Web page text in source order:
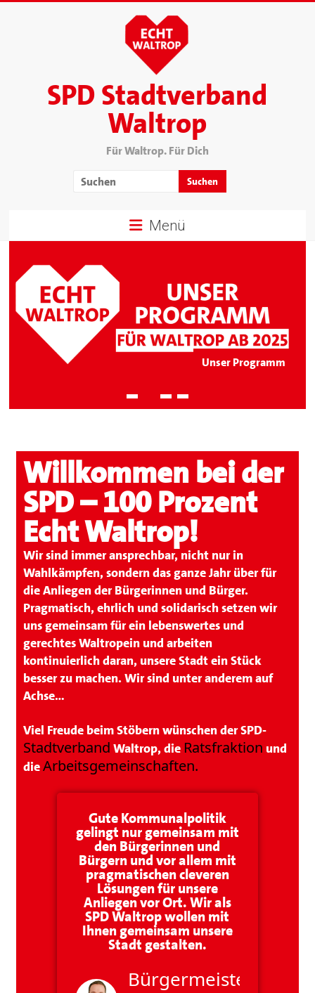
SPD Stadtverband
Waltrop
Für Waltrop. Für Dich
Menü
Unser Programm
spdwaltrop
Mehr
laden
folgen
Willkommen bei der
SPD – 100 Prozent
Echt Waltrop!
Wir sindimmer ansprechbar, nicht nur in
Wahlkämpfen, sondern das ganze Jahr über für
die Anliegen der Bürgerinnen und Bürger.
Pragmatisch, ehrlich und solidarischsetzen wir
uns gemeinsam für ein lebenswertes und
gerechtes Waltropein und arbeiten
kontinuierlich daran, unsere Stadt ein Stück
besser zu machen. Wir sind unter anderem auf
Achse…
Viel Freude beim Stöbern wünschender SPD-
Stadtverband Waltrop, die Ratsfraktion und
dieArbeitsgemeinschaften.
Gute Kommunalpolitik
gelingt nur gemeinsam mit
den Bürgerinnen und
Bürgern und vor allem mit
pragmatischen cleveren
Lösungen für unsere
Anliegen vor Ort. Wir als
SPD Waltrop wollen mit
Ihnen gemeinsam unsere
Stadt gestalten.
Bürgermeister